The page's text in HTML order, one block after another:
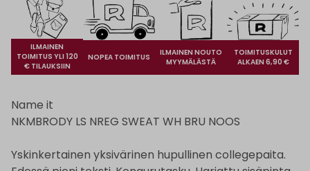
ILMAINEN
TOIMITUS YLI 120
€ TILAUKSIIN
NOPEA TOIMITUS
ILMAINEN NOUTO
MYYMÄLÄSTÄ
TOIMITUSKULUT
ALKAEN 6,90 €
Name it
NKMBRODY LS NREG SWEAT WH BRU NOOS
Yskinkertainen yksivärinen hupullinen collegepaita.